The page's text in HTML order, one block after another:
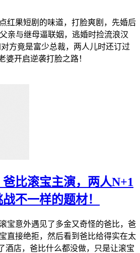
红果短剧的味道，打脸爽剧，先婚后
亲与继母逼联姻，逃婚时捡流浪汉
方竟是富少总裁，两人儿时还订过
婆开启逆袭打脸之路！
爸比滚宝主演，两人N+1
不一样的题材！
宝意外遇见了多金又奇怪的爸比，爸
直接绝拒，然后看到爸比给得实在太
酒店，爸比什么都没做，只是让滚宝